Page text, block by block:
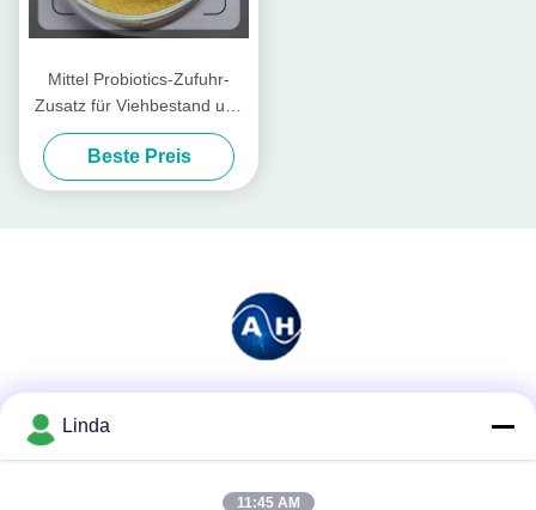
Mittel Probiotics-Zufuhr-
Zusatz für Viehbestand und
Geflügel
Beste Preis
Linda
11:45 AM